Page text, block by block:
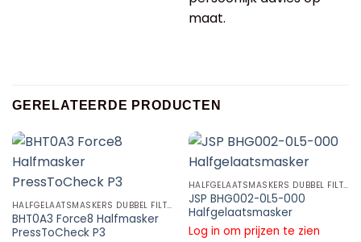
maat.
GERELATEERDE PRODUCTEN
HALFGELAATSMASKERS DUBBEL FILTER
BHT0A3 Force8 Halfmasker
PressToCheck P3
HALFGELAATSMASKERS DUBBEL FILTER
JSP BHG002-0L5-000
Halfgelaatsmasker
Log in om prijzen te zien